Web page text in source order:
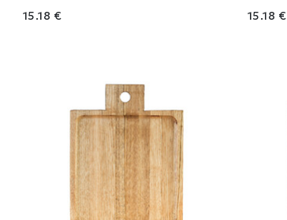
15.18 € 15.18 €